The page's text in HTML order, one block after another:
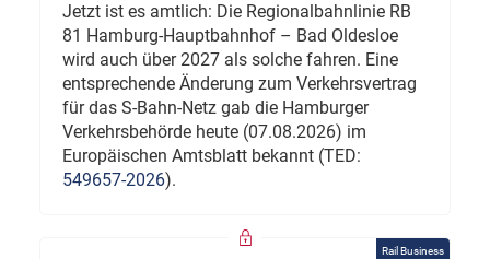
Jetzt ist es amtlich: Die Regionalbahnlinie RB
81 Hamburg-Hauptbahnhof – Bad Oldesloe
wird auch über 2027 als solche fahren. Eine
entsprechende Änderung zum Verkehrsvertrag
für das S-Bahn-Netz gab die Hamburger
Verkehrsbehörde heute (07.08.2026) im
Europäischen Amtsblatt bekannt (TED:
549657-2026).
Rail Business